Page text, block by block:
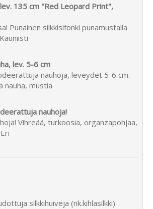
135 cm "Red Leopard Print",
Punainen silkkisifonki punamustalla
lev. 5-6 cm
nauhoja, leveydet 5-6 cm.
nauha, mustia
nauhoja!
Vihreää, turkoosia, organzapohjaa,
silkkihuiveja (nk.kihlasilkki)